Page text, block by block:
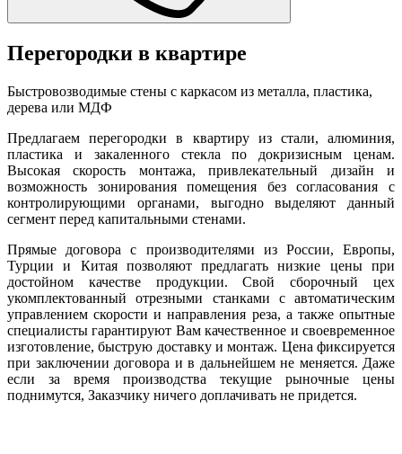
Перегородки в квартире
Быстровозводимые стены с каркасом из металла, пластика,
дерева или МДФ
Предлагаем перегородки в квартиру из стали, алюминия,
пластика и закаленного стекла по докризисным ценам.
Высокая скорость монтажа, привлекательный дизайн и
возможность зонирования помещения без согласования с
контролирующими органами, выгодно выделяют данный
сегмент перед капитальными стенами.
Прямые договора с производителями из России, Европы,
Турции и Китая позволяют предлагать низкие цены при
достойном качестве продукции. Свой сборочный цех
укомплектованный отрезными станками с автоматическим
управлением скорости и направления реза, а также опытные
специалисты гарантируют Вам качественное и своевременное
изготовление, быструю доставку и монтаж. Цена фиксируется
при заключении договора и в дальнейшем не меняется. Даже
если за время производства текущие рыночные цены
поднимутся, Заказчику ничего доплачивать не придется.